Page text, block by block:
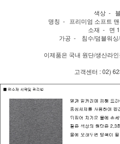
색상 -
명칭 - 프리미엄 소프트
소재 - 면
가공 - 침수/덤블워싱/
이제품은 국내 원단/생산라
고객센터 : 02)